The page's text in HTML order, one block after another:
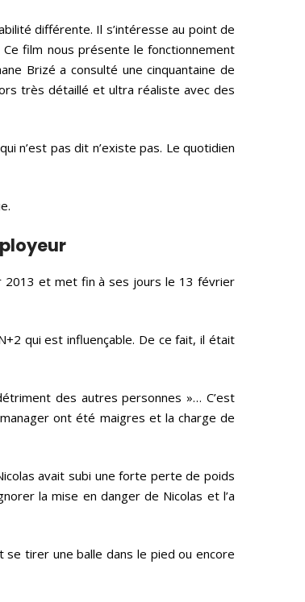
différente. Il s’intéresse au point de
film nous présente le fonctionnement
Brizé a consulté une cinquantaine de
très détaillé et ultra réaliste avec des
n’est pas dit n’existe pas. Le quotidien
2013 et met fin à ses jours le 13 février
qui est influençable. De ce fait, il était
des autres personnes »… C’est
ont été maigres et la charge de
avait subi une forte perte de poids
la mise en danger de Nicolas et l’a
tirer une balle dans le pied ou encore